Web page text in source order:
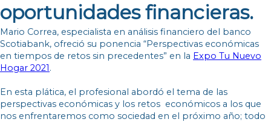
oportunidades financieras.
Mario Correa, especialista en análisis financiero del banco
Scotiabank, ofreció su ponencia “Perspectivas económicas
en tiempos de retos sin precedentes” en la Expo Tu Nuevo
Hogar 2021.
En esta plática, el profesional abordó el tema de las
perspectivas económicas y los retos económicos a los que
nos enfrentaremos como sociedad en el próximo año; todo